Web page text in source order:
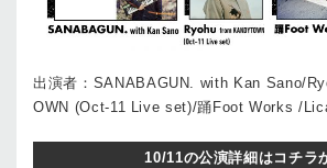
出演者：SANABAGUN. with Kan Sano/
OWN (Oct-11 Live set)/踊Foot Works /
10/11の公演詳細はコチラ